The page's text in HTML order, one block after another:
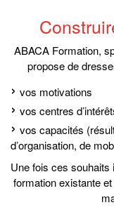
ABACA Formation,
propose de
vos motivations
vos centres
vos capacités
d’organisation, de
Une fois ces souhaits
formation existante